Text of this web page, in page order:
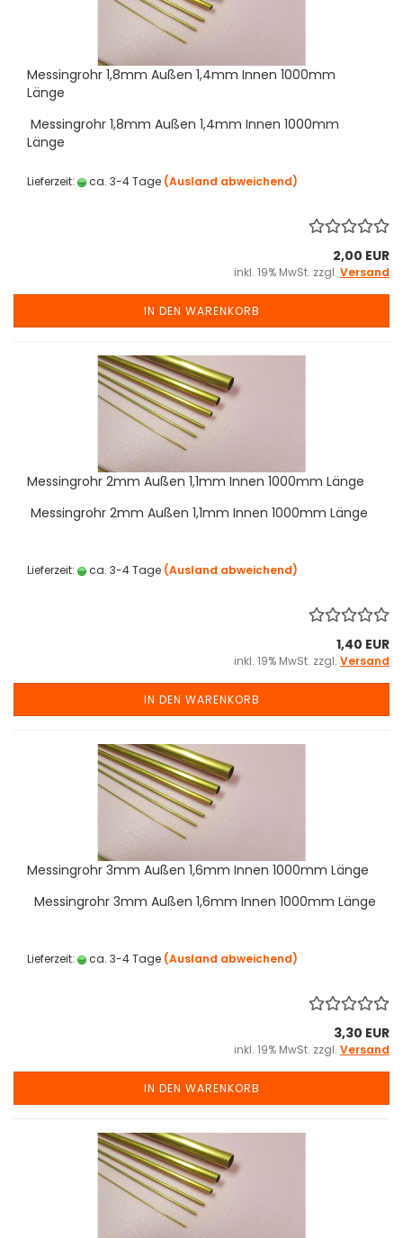
Messingrohr 1,8mm Außen 1,4mm Innen 1000mm
Länge
Messingrohr 1,8mm Außen 1,4mm Innen 1000mm
Länge
Lieferzeit: ca. 3-4 Tage (Ausland abweichend)
2,00 EUR
inkl. 19% MwSt. zzgl. Versand
IN DEN WARENKORB
Messingrohr 2mm Außen 1,1mm Innen 1000mm Länge
Messingrohr 2mm Außen 1,1mm Innen 1000mm Länge
Lieferzeit: ca. 3-4 Tage (Ausland abweichend)
1,40 EUR
inkl. 19% MwSt. zzgl. Versand
IN DEN WARENKORB
Messingrohr 3mm Außen 1,6mm Innen 1000mm Länge
Messingrohr 3mm Außen 1,6mm Innen 1000mm Länge
Lieferzeit: ca. 3-4 Tage (Ausland abweichend)
3,30 EUR
inkl. 19% MwSt. zzgl. Versand
IN DEN WARENKORB